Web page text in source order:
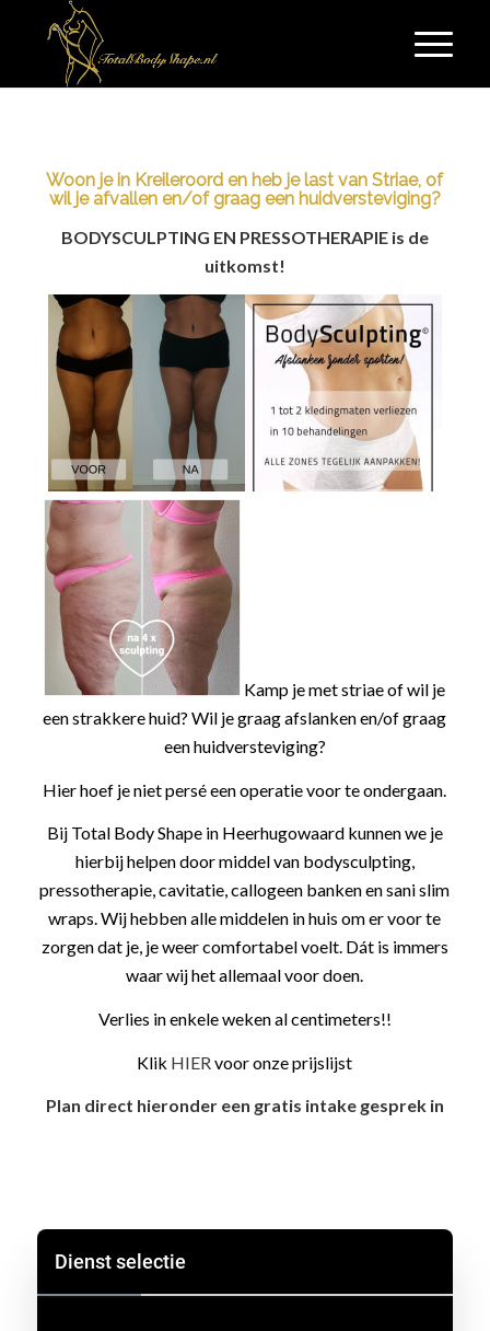
Woon je in Kreileroord en heb je last van Striae, of
wil je afvallen en/of graag een huidversteviging?
BODYSCULPTING EN PRESSOTHERAPIE is de
uitkomst!
Kamp je met striae of wil je
een strakkere huid? Wil je graag afslanken en/of graag
een huidversteviging?
Hier hoef je niet persé een operatie voor te ondergaan.
Bij Total Body Shape in Heerhugowaard kunnen we je
hierbij helpen door middel van bodysculpting,
pressotherapie, cavitatie, callogeen banken en sani slim
wraps. Wij hebben alle middelen in huis om er voor te
zorgen dat je, je weer comfortabel voelt. Dát is immers
waar wij het allemaal voor doen.
Verlies in enkele weken al centimeters!!
Klik HIER voor onze prijslijst
Plan direct hieronder een gratis intake gesprek in
Dienst selectie